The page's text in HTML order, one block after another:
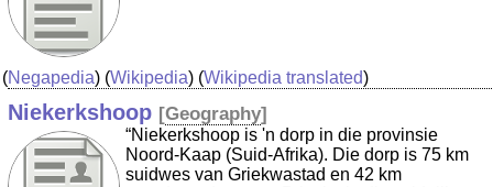
(Negapedia) (Wikipedia) (Wikipedia translated)
Niekerkshoop [Geography]
“Niekerkshoop is 'n dorp in die provinsie
Noord-Kaap (Suid-Afrika). Die dorp is 75 km
suidwes van Griekwastad en 42 km